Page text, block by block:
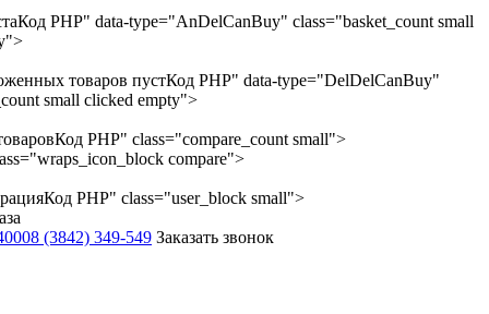
Код PHP" data-type="AnDelCanBuy" class="basket_count small
товаров пустКод PHP" data-type="DelDelCanBuy"
small clicked empty">
Код PHP" class="compare_count small">
compare">
Код PHP" class="user_block small">
8 (3842) 349-549 Заказать звонок